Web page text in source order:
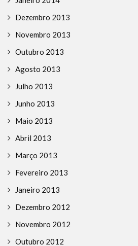
Dezembro 2013
Novembro 2013
Outubro 2013
Agosto 2013
Julho 2013
Junho 2013
Maio 2013
Abril 2013
Março 2013
Fevereiro 2013
Janeiro 2013
Dezembro 2012
Novembro 2012
Outubro 2012